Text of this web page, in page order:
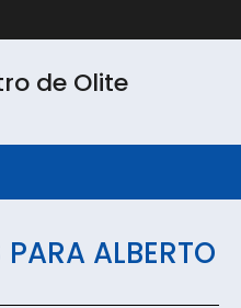
de Olite
ALBERTO